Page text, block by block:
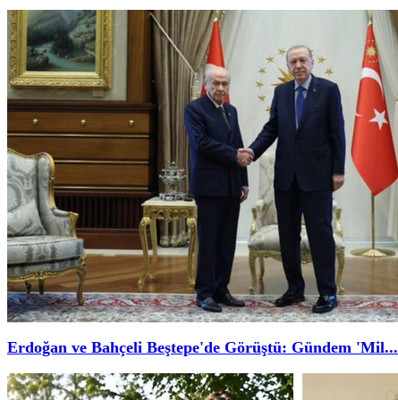
Erdoğan ve Bahçeli Beştepe'de Görüştü: Gündem 'Mil...